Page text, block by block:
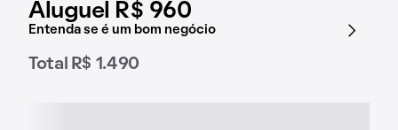
Aluguel R$ 960
Entenda se é um bom negócio
Total R$ 1.490